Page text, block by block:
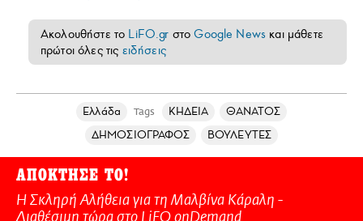
Ακολουθήστε το LiFO.gr στοGoogle News και μάθετε
πρώτοι όλες τις ειδήσεις
Ελλάδα Tags ΚΗΔΕΙΑ
ΘΑΝΑΤΟΣ
ΔΗΜΟΣΙΟΓΡΑΦΟΣ
ΒΟΥΛΕΥΤΕΣ
ΑΠΟΚΤΗΣΕ ΤΟ!
Η Σκληρή Αλήθεια για τη Μαλβίνα Κάραλη -
Διαθέσιμη τώρα στo LiFO onDemand